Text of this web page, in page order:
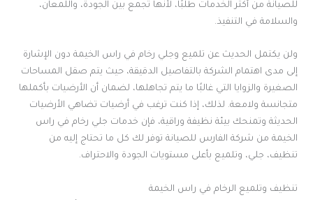
للصيانة من أكثر الخدمات طلبًا، لأنها تجمع بين الجودة، واللمعان،
والسلامة في التنفيذ.
ولن يكتمل الحديث عن تلميع وجلي رخام في راس الخيمة دون الإشارة
إلى مدى اهتمام الشركة بالتفاصيل الدقيقة، حيث يتم صقل المساحات
الصغيرة والزوايا التي غالبًا ما يتم تجاهلها، لضمان أن الأرضيات بأكملها
متجانسة ولامعة. لذلك، إذا كنت ترغب في أرضيات تضاهي الأرضيات
الحديثة وتمنحك بيئة نظيفة وراقية، فإن خدمات جلي رخام في راس
الخيمة من شركة الفارس للصيانة توفر لك كل ما تحتاج إليه من
تنظيف، جلي، وتلميع بأعلى مستويات الجودة والاحتراف.
تنظيف وتلميع الرخام في راس الخيمة